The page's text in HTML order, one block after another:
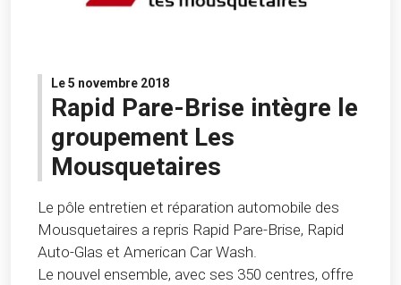
Le 5 novembre 2018
Rapid Pare-Brise intègre le
groupement Les
Mousquetaires
Le pôle entretien et réparation automobile des
Mousquetaires a repris Rapid Pare-Brise, Rapid
Auto-Glas et American Car Wash.
Le nouvel ensemble, avec ses 350 centres, offre